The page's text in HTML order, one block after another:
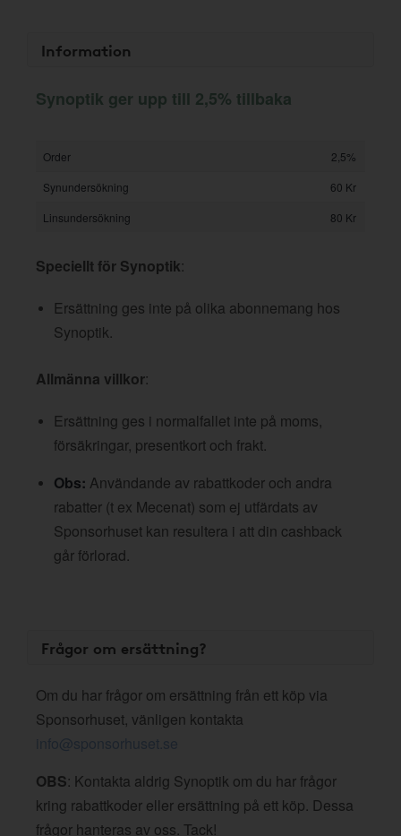
Information
Synoptik ger upp till 2,5% tillbaka
Order
2,5%
Synundersökning
60 Kr
Linsundersökning
80 Kr
Speciellt för Synoptik:
Ersättning ges inte på olika abonnemang hos
Synoptik.
Allmänna villkor:
Ersättning ges i normalfallet inte på moms,
försäkringar, presentkort och frakt.
Obs: Användande av rabattkoder och andra
rabatter (t ex Mecenat) som ej utfärdats av
Sponsorhuset kan resultera i att din cashback
går förlorad.
Frågor om ersättning?
Om du har frågor om ersättning från ett köp via
Sponsorhuset, vänligen kontakta
info@sponsorhuset.se
OBS: Kontakta aldrig Synoptik om du har frågor
kring rabattkoder eller ersättning på ett köp. Dessa
frågor hanteras av oss. Tack!